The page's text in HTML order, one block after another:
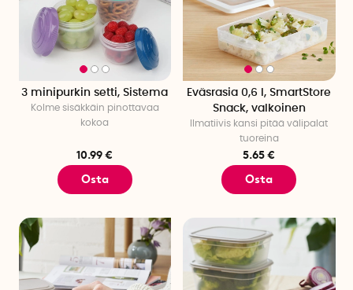
3 minipurkin setti, Sistema
Kolme sisäkkäin pinottavaa
kokoa
10.99 €
Osta
Eväsrasia 0,6 l, SmartStore
Snack, valkoinen
Ilmatiivis kansi pitää välipalat
tuoreina
5.65 €
Osta